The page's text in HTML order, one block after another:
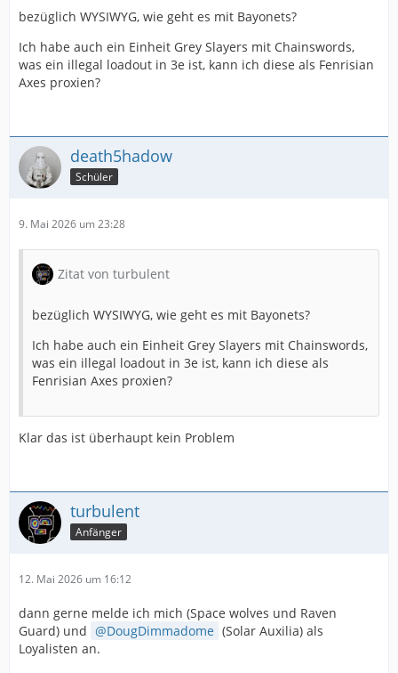
bezüglich WYSIWYG, wie geht es mit Bayonets?
Ich habe auch ein Einheit Grey Slayers mit Chainswords,
was ein illegal loadout in 3e ist, kann ich diese als Fenrisian
Axes proxien?
death5hadow
Schüler
9. Mai 2026 um 23:28
Zitat von turbulent
bezüglich WYSIWYG, wie geht es mit Bayonets?
Ich habe auch ein Einheit Grey Slayers mit Chainswords,
was ein illegal loadout in 3e ist, kann ich diese als
Fenrisian Axes proxien?
Klar das ist überhaupt kein Problem
turbulent
Anfänger
12. Mai 2026 um 16:12
dann gerne melde ich mich (Space wolves und Raven
Guard) und
DougDimmadome (Solar Auxilia) als
Loyalisten an.